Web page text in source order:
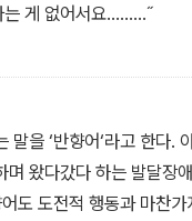
는 게 없어서요.....….˝
것은 장애 혹은 장애인이
께 일하는 나도 그 사람에
없다. 우리는 똑같이 모
내가 장애인이든 비장애
말을 ‘반향어‘라고 한다.
며 왔다갔다 하는 발달장
도 도전적 행동과 마찬